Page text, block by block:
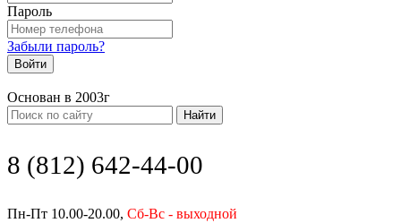
Пароль
Забыли пароль?
Войти
Основан в 2003г
Найти
8 (812) 642-44-00
Пн-Пт 10.00-20.00, Сб-Вс - выходной